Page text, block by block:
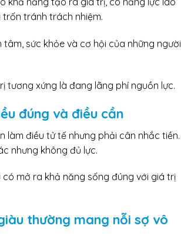
tránh trách nhiệm.
sức khỏe và cơ hội của những người
tương xứng là đang lãng phí nguồn lực.
đúng và điều cần
làm điều tử tế nhưng phải cân nhắc tiền.
nhưng không đủ lực.
mở ra khả năng sống đúng với giá trị
thường mang nỗi sợ vô